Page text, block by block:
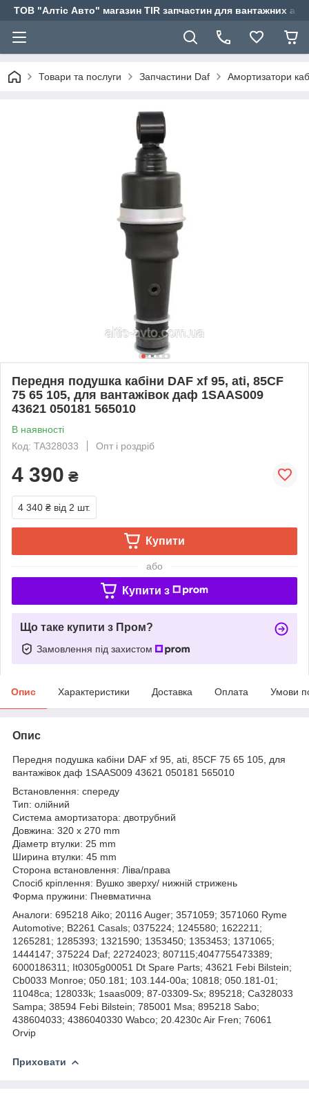
ТОВ "Алтіс Авто" магазин TIR запчастин для вантажних
Товари та послуги Запчастини Daf Амортизатори
Передня подушка кабіни DAF xf 95, ati, 85CF
75 65 105, для вантажівок даф 1SAAS009
43621 050181 565010
В наявності
Код: TA328033
Опт і роздріб
4 390 ₴
4 340 ₴ від 2 шт.
Купити
або
Купити з
Що таке купити з Пром?
Замовлення під захистом
Опис Характеристики Доставка Оплата Умови
Опис
Передня подушка кабіни DAF xf 95, ati, 85CF 75 65 105, для
вантажівок даф 1SAAS009 43621 050181 565010
Встановлення: спереду
Тип: олійний
Система амортизатора: двотрубний
Довжина: 320 x 270 mm
Діаметр втулки: 25 mm
Ширина втулки: 45 mm
Сторона встановлення: Ліва/права
Спосіб кріплення: Вушко зверху/ нижній стрижень
Форма пружини: Пневматична
Аналоги: 695218 Aiko; 20116 Auger; 3571059; 3571060 Ryme
Automotive; B2261 Casals; 0375224; 1245580; 1622211;
1265281; 1285393; 1321590; 1353450; 1353453; 1371065;
1444147; 375224 Daf; 22724023; 807115;4047755473389;
6000186311; It0305g00051 Dt Spare Parts; 43621 Febi Bilstein;
Cb0033 Monroe; 050.181; 103.144-00a; 10818; 050.181-01;
11048ca; 128033k; 1saas009; 87-03309-Sx; 895218; Ca328033
Sampa; 38594 Febi Bilstein; 785001 Msa; 895218 Sabo;
438604033; 4386040330 Wabco; 20.4230c Air Fren; 76061
Orvip
Приховати